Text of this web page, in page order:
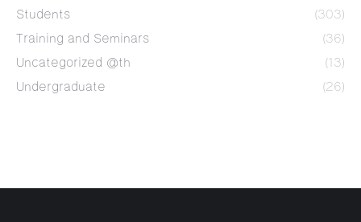
Students
(303)
Training and Seminars
(36)
Uncategorized @th
(13)
Undergraduate
(26)